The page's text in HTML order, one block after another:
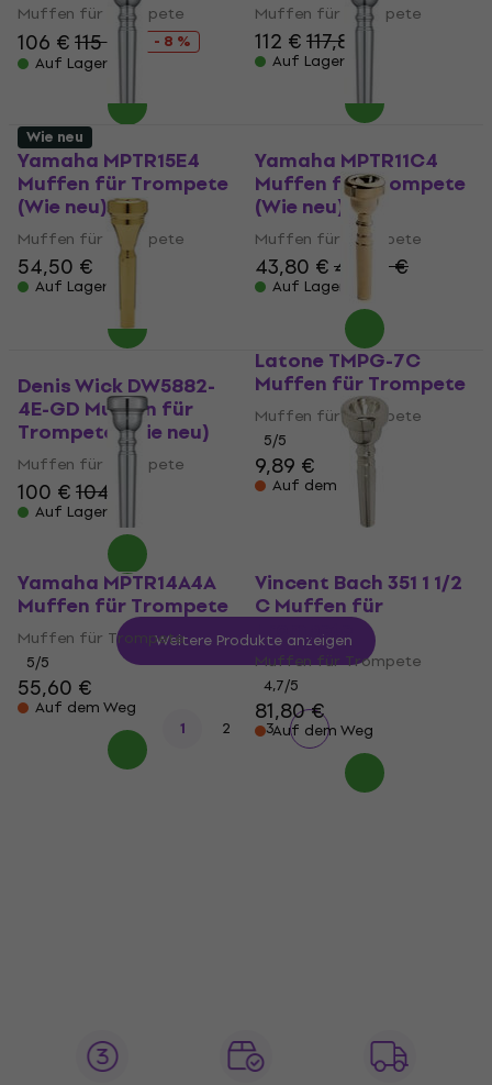
Muffen für Trompete
106 €115 €
- 8 %
Auf Lager
Muffen für Trompete
112 €117,81 €
Auf Lager
Yamaha MPTR15E4
Muffen für Trompete
(Wie neu)
Muffen für Trompete
54,50 €
Auf Lager
Yamaha MPTR11C4
Muffen für Trompete
(Wie neu)
Muffen für Trompete
43,80 €48,30 €
Auf Lager
Wie neu
Denis Wick DW5882-
4E-GD Muffen für
Trompete (Wie neu)
Muffen für Trompete
100 €104 €
Auf Lager
Latone TMPG-7C
Muffen für Trompete
Muffen für Trompete
5/5
9,89 €
Auf dem Weg
Yamaha MPTR14A4A
Muffen für Trompete
Muffen für Trompete
5/5
55,60 €
Auf dem Weg
Vincent Bach 351 1 1/2
C Muffen für
Trompete
Muffen für Trompete
4,7/5
81,80 €
Auf dem Weg
Weitere Produkte anzeigen
1 2 3